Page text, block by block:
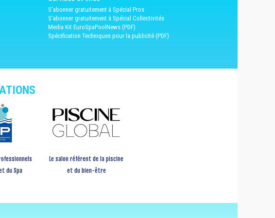
S'abonner gratuitement à Spécial Pros
S'abonner gratuitement à Spécial Collectivités
Media Kit EuroSpaPoolNews (PDF)
Spécification Techniques pour la publicité (PDF)
du Spa
Le salon référent de la piscine
et du bien-être